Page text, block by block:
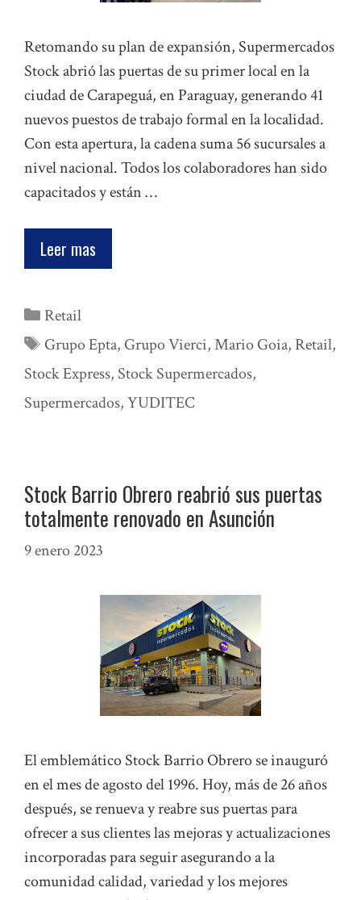
Retomando su plan de expansión, Supermercados
Stock abrió las puertas de su primer local en la
ciudad de Carapeguá, en Paraguay, generando 41
nuevos puestos de trabajo formal en la localidad.
Con esta apertura, la cadena suma 56 sucursales a
nivel nacional. Todos los colaboradores han sido
capacitados y están …
Leer mas
Categorías
Retail
Etiquetas
Grupo Epta, Grupo Vierci,Mario Goia, Retail,
Stock Express, Stock Supermercados,
Supermercados,YUDITEC
Stock Barrio Obrero reabrió sus puertas
totalmente renovado en Asunción
9 enero 2023
El emblemático Stock Barrio Obrero se inauguró
en el mes de agosto del 1996. Hoy, más de 26 años
después, se renueva y reabre sus puertas para
ofrecer a sus clientes las mejoras y actualizaciones
incorporadas para seguir asegurando a la
comunidad calidad, variedad y los mejores